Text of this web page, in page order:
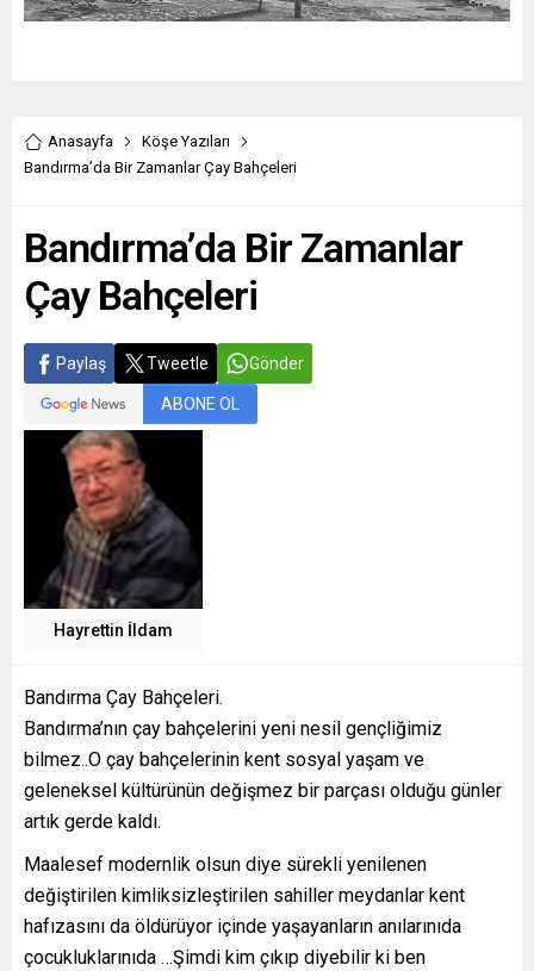
Anasayfa
Köşe Yazıları
Bandırma’da Bir Zamanlar Çay Bahçeleri
Bandırma’da Bir Zamanlar
Çay Bahçeleri
Paylaş Tweetle Gönder
ABONE OL
Hayrettin İldam
Bandırma Çay Bahçeleri.
Bandırma’nın çay bahçelerini yeni nesil gençliğimiz
bilmez..O çay bahçelerinin kent sosyal yaşam ve
geleneksel kültürünün değişmez bir parçası olduğu günler
artık gerde kaldı.
Maalesef modernlik olsun diye sürekli yenilenen
değiştirilen kimliksizleştirilen sahiller meydanlar kent
hafızasını da öldürüyor içinde yaşayanların anılarınıda
çocukluklarınıda …Şimdi kim çıkıp diyebilir ki ben